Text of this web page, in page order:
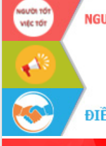
Khởi động Dự án Đầu tư xây dựng hạ
tầng kỹ thuật Cụm công nghiệp Tân
Tiến
Gặp mặt các cơ quan báo chí nhân Kỷ
niệm 101 năm Ngày Báo chí Cách
mạng Việt Nam
Đắk Lắk sơ kết 4 năm triển khai thực
hiện Đề án 06 của Chính phủ
Họp báo thông tin về Hội nghị Công bố
Quy hoạch và Xúc tiến đầu tư tỉnh Đắk
Lắk
Khơi thông điểm nghẽn, đẩy nhanh
giải ngân vốn khắc phục thiên tai